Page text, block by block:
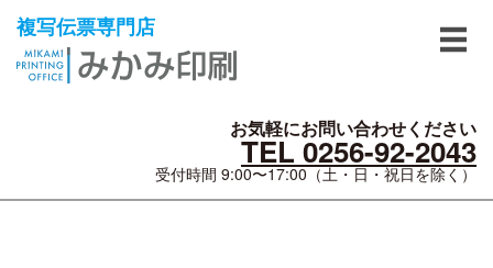
複写伝票専門店
お気軽にお問い合わせください
TEL 0256-92-2043
受付時間 9:00〜17:00（土・日・祝日を除く）